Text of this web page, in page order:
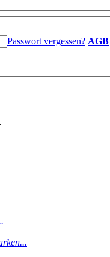
Passwort vergessen? AGB